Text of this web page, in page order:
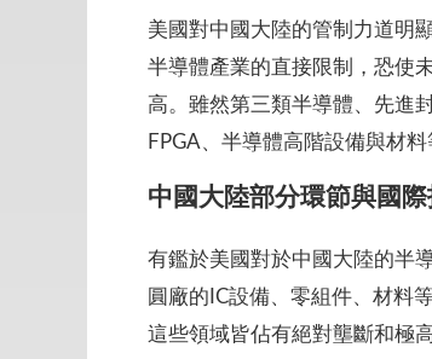
美國對中國大陸的管制力道明
半導體產業的直接限制，恐使
高。雖然第三類半導體、先進
FPGA、半導體高階設備與材料
中國大陸部分環節與國
有鑑於美國對於中國大陸的半
圓廠的IC設備、零組件、材料
這些領域皆佔有絕對壟斷和極